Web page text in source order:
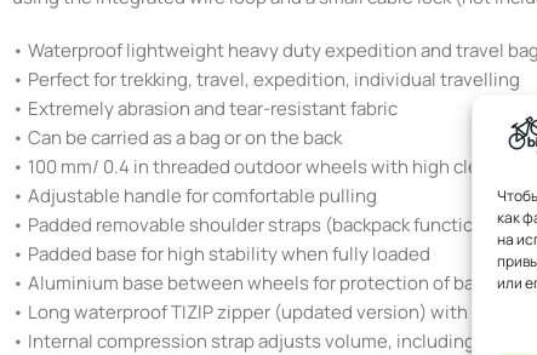
как
на
или
• Waterproof lightweight heavy duty expedition and travel
• Perfect for trekking, travel, expedition, individual travelling
• Extremely abrasion and tear-resistant fabric
• Can be carried as a bag or on the back
• 100 mm/ 0.4 in threaded outdoor wheels with high clearance
• Adjustable handle for comfortable pulling
• Padded removable shoulder straps (backpack function)
• Padded base for high stability when fully loaded
• Aluminium base between wheels for protection of bag‘s
• Long waterproof TIZIP zipper (updated version) with large
• Internal compression strap adjusts volume, including sleeve